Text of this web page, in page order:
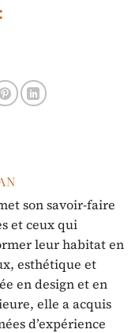
son savoir-faire
et ceux qui
leur habitat en
esthétique et
en design et en
elle a acquis
d’expérience